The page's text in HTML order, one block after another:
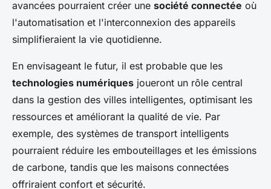
avancées pourraient créer une société connectée où
l'automatisation et l'interconnexion des appareils
simplifieraient la vie quotidienne.
En envisageant le futur, il est probable que les
technologies numériques joueront un rôle central
dans la gestion des villes intelligentes, optimisant les
ressources et améliorant la qualité de vie. Par
exemple, des systèmes de transport intelligents
pourraient réduire les embouteillages et les émissions
de carbone, tandis que les maisons connectées
offriraient confort et sécurité.